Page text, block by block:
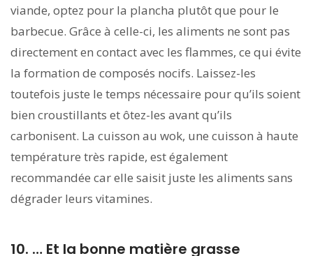
viande, optez pour la plancha plutôt que pour le
barbecue. Grâce à celle-ci, les aliments ne sont pas
directement en contact avec les flammes, ce qui évite
la formation de composés nocifs. Laissez-les
toutefois juste le temps nécessaire pour qu’ils soient
bien croustillants et ôtez-les avant qu’ils
carbonisent. La cuisson au wok, une cuisson à haute
température très rapide, est également
recommandée car elle saisit juste les aliments sans
dégrader leurs vitamines.
10. … Et la bonne matière grasse